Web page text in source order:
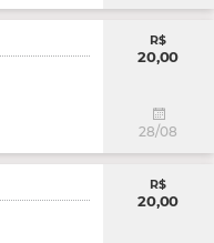
R$
20,00
28/08
R$
20,00